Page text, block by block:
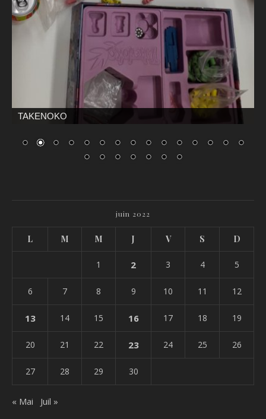
TAKENOKO
juin 2022
L M M J V S D
1 2 3 4 5
6 7 8 9 10 11 12
13 14 15 16 17 18 19
20 21 22 23 24 25 26
27 28 29 30
« Mai Juil »